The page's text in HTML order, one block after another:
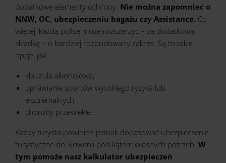
dodatkowe elementy ochrony. Nie można zapomnieć o
NNW, OC, ubezpieczeniu bagażu czy Assistance. Co
więcej, każdą polisę może rozszerzyć – za dodatkową
składką – o bardziej rozbudowany zakres. Są to takie
opcje, jak:
klauzula alkoholowa,
uprawianie sportów wysokiego ryzyka lub
ekstremalnych,
choroby przewlekłe.
Każdy turysta powinien jednak dopasować ubezpieczenie
turystyczne do Słowenii pod kątem własnych potrzeb. W
tym pomoże nasz kalkulator ubezpieczeń